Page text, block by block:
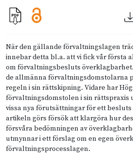
När den gällande förvaltningslagen
innebar detta bl.a. att vi fick vår första
om förvaltningsbesluts
de allmänna förvaltningsdomstolarna
regeln i sin rättskipning. Vidare har
förvaltningsdomstolen i sin rättspraxis
vissa nya förutsättningar för ett
artikeln görs försök att klargöra hur
försvåra bedömningen av
utmynnar i ett förslag om en egen
förvaltningsprocesslagen.